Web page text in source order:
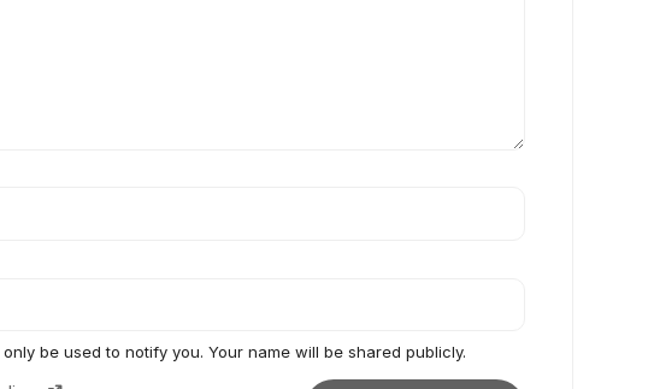
be used to notify you. Your name will be shared publicly.